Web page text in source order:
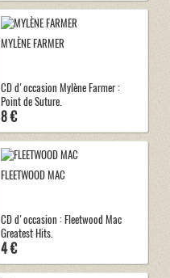
MYLÈNE FARMER
CD d'occasion Mylène Farmer :
Point de Suture.
8 €
FLEETWOOD MAC
CD d'occasion : Fleetwood Mac
Greatest Hits.
4 €